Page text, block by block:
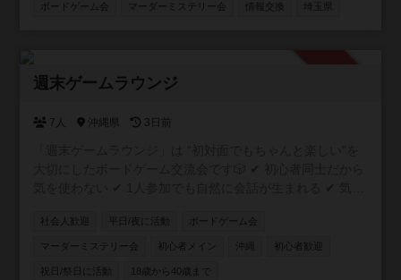
ボードゲーム会 マーダーミステリー会 情報交換
週末ゲームラウンジ
7人 沖縄県 3日前
間を作っています。 20〜30代中心で、特に“新しい友達が
ほしい社会人”にぴったり。 「ボドゲやったことないけど大
社会人歓迎 平日/夜に活動 ボードゲーム会
マーダーミステリー会 初心者メイン 沖縄 初心者歓迎
祝日/祭日に活動 18歳から40歳まで